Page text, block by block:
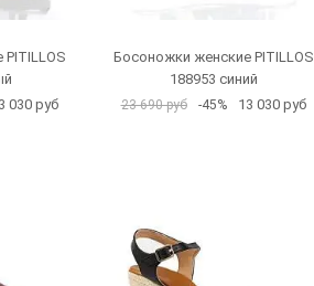
030 руб
Босоножки женские PITILLOS
188953 синий
23 690 руб -45% 13 030 руб